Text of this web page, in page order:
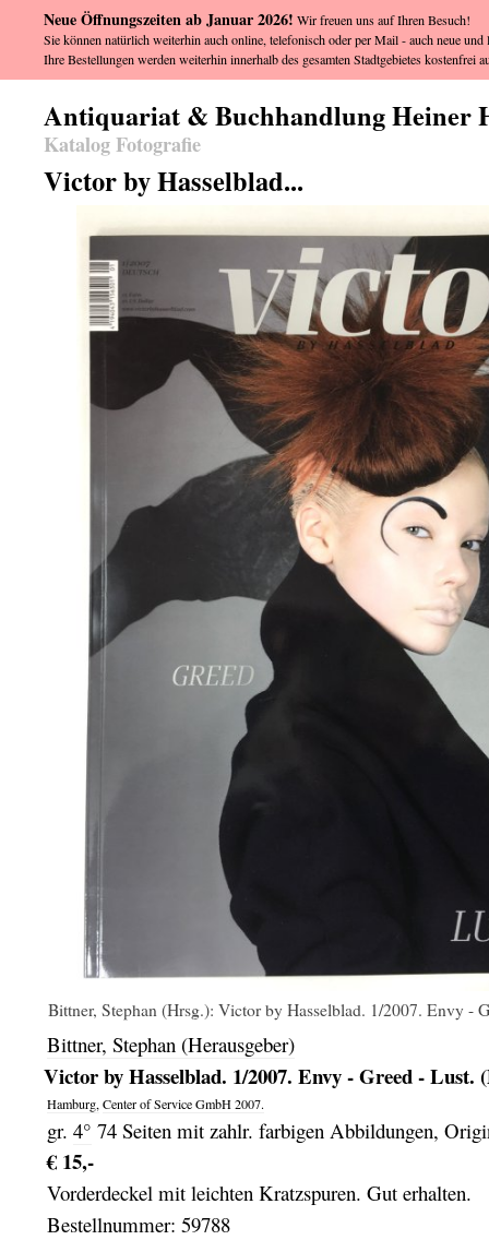
Antiquariat & Buchhandlung Heiner
Katalog Fotografie
Victor by Hasselblad...
Bittner, Stephan (Hrsg.): Victor by Hasselblad. 1/2007. Envy -
Bittner, Stephan (Herausgeber)
Victor by Hasselblad. 1/2007. Envy - Greed - Lust.
Hamburg, Center of Service GmbH2007.
gr. 4° 74 Seiten mit zahlr. farbigen Abbildungen,
€ 15,-
Vorderdeckel mit leichten Kratzspuren. Gut erhalten.
Bestellnummer: 59788
Neue Öffnungszeiten ab Januar 2026! Wir freuen uns auf Ihren Besuch!
Sie können natürlich weiterhin auch online, telefonisch oder per Mail - auch neue
Ihre Bestellungen werden weiterhin innerhalb des gesamten Stadtgebietes kostenfrei